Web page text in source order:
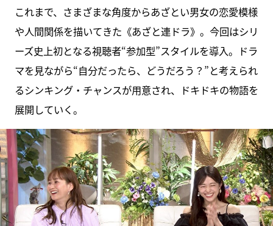
これまで、さまざまな角度からあざとい男女の恋愛模様
や人間関係を描いてきた《あざと連ドラ》。今回はシリ
ーズ史上初となる視聴者“参加型”スタイルを導入。ドラ
マを見ながら“自分だったら、どうだろう？”と考えられ
るシンキング・チャンスが用意され、ドキドキの物語を
展開していく。